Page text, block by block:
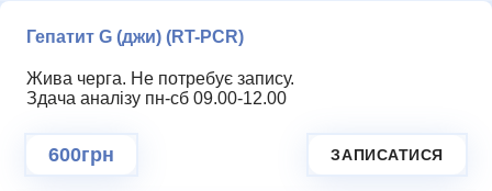
Гепатит G (джи) (RT-PCR)
Жива черга. Не потребує запису.
Здача аналізу пн-сб 09.00-12.00
600грн ЗАПИСАТИСЯ